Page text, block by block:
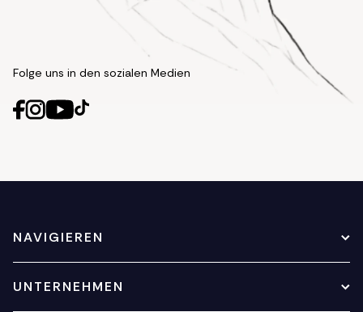
Folge uns in den sozialen Medien
NAVIGIEREN
UNTERNEHMEN